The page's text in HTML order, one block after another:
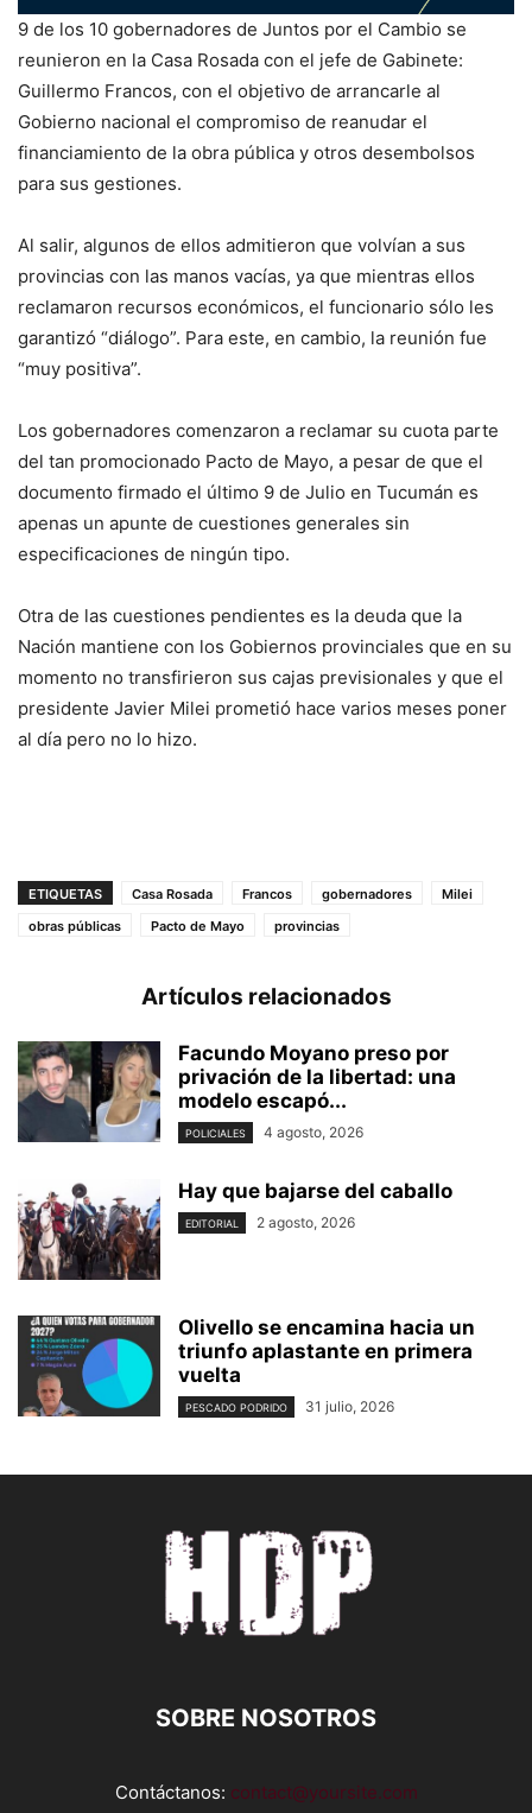
9 de los 10 gobernadores de Juntos por el Cambio se
reunieron en la Casa Rosada con el jefe de Gabinete:
Guillermo Francos, con el objetivo de arrancarle al
Gobierno nacional el compromiso de reanudar el
financiamiento de la obra pública y otros desembolsos
para sus gestiones.
Al salir, algunos de ellos admitieron que volvían a sus
provincias con las manos vacías, ya que mientras ellos
reclamaron recursos económicos, el funcionario sólo les
garantizó “diálogo”. Para este, en cambio, la reunión fue
“muy positiva”.
Los gobernadores comenzaron a reclamar su cuota parte
del tan promocionado Pacto de Mayo, a pesar de que el
documento firmado el último 9 de Julio en Tucumán es
apenas un apunte de cuestiones generales sin
especificaciones de ningún tipo.
Otra de las cuestiones pendientes es la deuda que la
Nación mantiene con los Gobiernos provinciales que en su
momento no transfirieron sus cajas previsionales y que el
presidente Javier Milei prometió hace varios meses poner
al día pero no lo hizo.
ETIQUETAS Casa Rosada Francos gobernadores
Milei
obras públicas
Pacto de Mayo provincias
Artículos relacionados
Facundo Moyano preso por
privación de la libertad: una
modelo escapó...
POLICIALES 4 agosto, 2026
Hay que bajarse del caballo
EDITORIAL 2 agosto, 2026
Olivello se encamina hacia un
triunfo aplastante en primera
vuelta
PESCADO PODRIDO 31 julio, 2026
SOBRE NOSOTROS
Contáctanos: contact@yoursite.com